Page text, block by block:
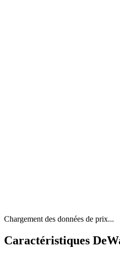
Chargement des données de prix...
Caractéristiques